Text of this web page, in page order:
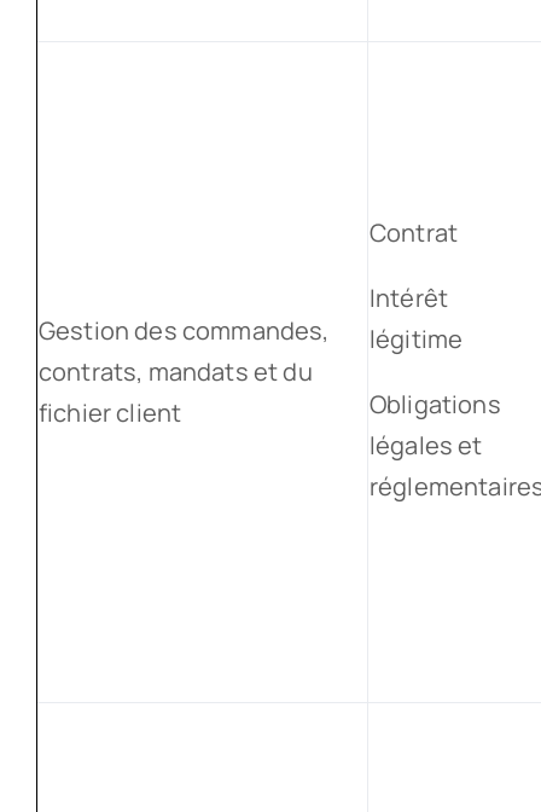
Gestion des commandes,
contrats, mandats et du
fichier client
Contrat
Intérêt
légitime
Obligations
légales et